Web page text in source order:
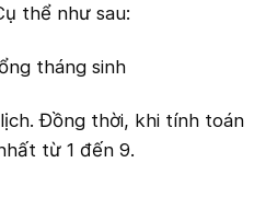
thể như sau:
tháng sinh
Đồng thời, khi tính toán
từ 1 đến 9.